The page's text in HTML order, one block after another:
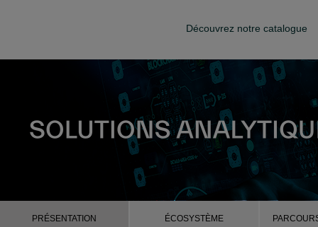
Découvrez notre catalogue
PRÉSENTATION ÉCOSYSTÈME